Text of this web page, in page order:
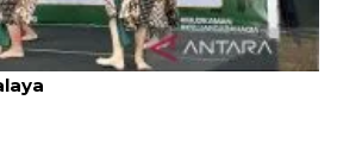
begini perjalanan mudik